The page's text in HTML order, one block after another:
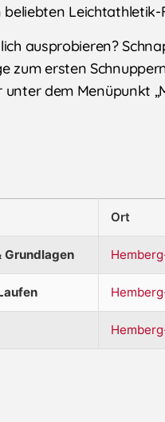
Leichtathletik-
ausprobieren?
zum ersten
dem Menüpunkt
Ort
Grundlagen